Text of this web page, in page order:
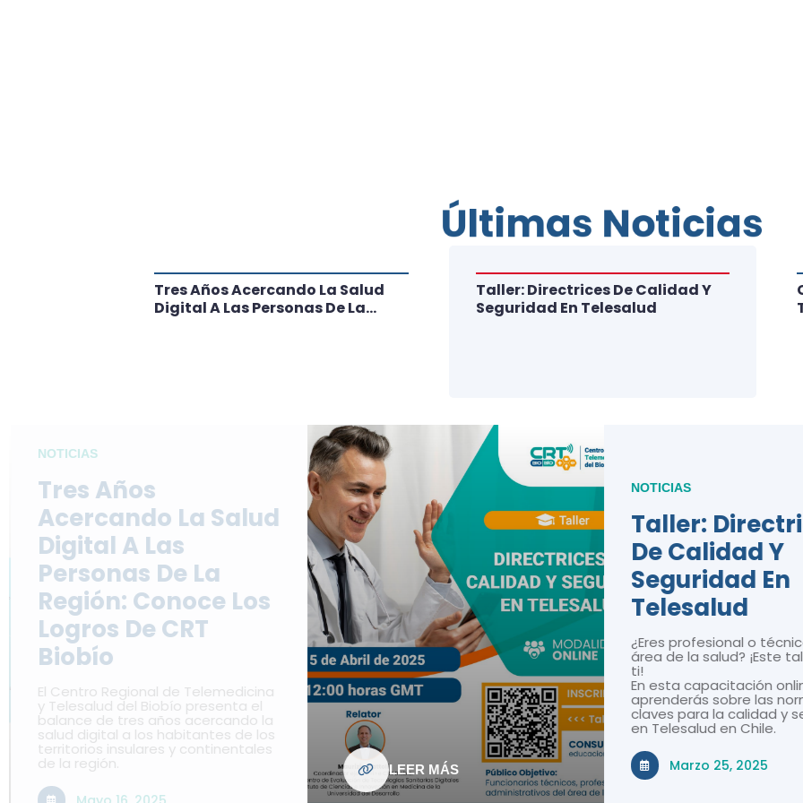
NOTICIAS
Tres Años
Acercando La Salud
Digital A Las
Personas De La
Región: Conoce Los
Logros De CRT
Biobío
El Centro Regional de Telemedicina
y Telesalud del Biobío presenta el
balance de tres años acercando la
salud digital a los habitantes de los
territorios insulares y continentales
de la región. LEER MÁS
NOTICIAS
Taller:
De Calidad Y
Seguridad En
Telesalud
¿Eres profesional o
área de la salud? ¡Este
ti!
En esta capacitación
aprenderás sobre las
claves para la calidad y
en Telesalud en Chile.
Marzo 25, 2025
Tres Años Acercando La Salud
Digital A Las Personas De La
Taller: Directrices De Calidad Y
Seguridad En Telesalud
Últimas Noticias